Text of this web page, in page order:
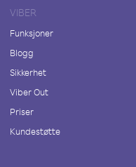
VIBER
Funksjoner
Blogg
Sikkerhet
Viber Out
Priser
Kundestøtte